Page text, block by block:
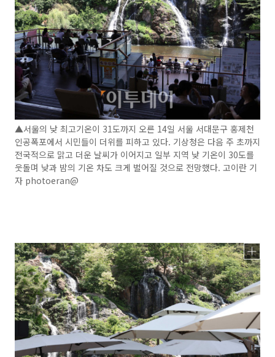
▲서울의 낮 최고기온이 31도까지 오른 14일 서울 서대문구 홍제천
인공폭포에서 시민들이 더위를 피하고 있다. 기상청은 다음 주 초까지
전국적으로 맑고 더운 날씨가 이어지고 일부 지역 낮 기온이 30도를
웃돌며 낮과 밤의 기온 차도 크게 벌어질 것으로 전망했다. 고이란 기
자 photoeran@